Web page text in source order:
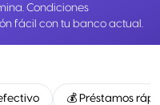
Condiciones
fácil con tu banco actual.
💰 Préstamos